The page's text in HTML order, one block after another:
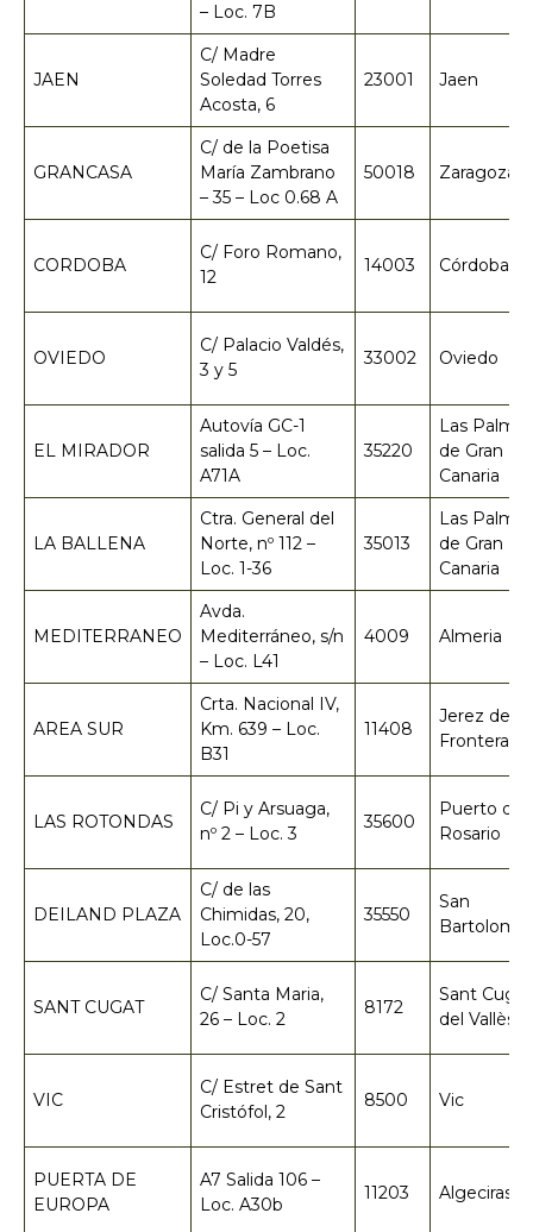
– Loc. 7B
JAEN
C/ Madre
Soledad Torres
Acosta, 6
23001 Jaen
GRANCASA
C/ de la Poetisa
María Zambrano
– 35 – Loc 0.68 A
50018 Zaragoza
CORDOBA
C/ Foro Romano,
12
14003 Córdoba
OVIEDO
C/ Palacio Valdés,
3 y 5
33002 Oviedo
EL MIRADOR
Autovía GC-1
salida 5 – Loc.
A71A
35220
Las Palmas
de Gran
Canaria
LA BALLENA
Ctra. General del
Norte, nº 112 –
Loc. 1-36
35013
Las Palmas
de Gran
Canaria
MEDITERRANEO
Avda.
Mediterráneo, s/n
– Loc. L41
4009 Almeria
AREA SUR
Crta. Nacional IV,
Km. 639 – Loc.
B31
11408
Jerez de la
Frontera
LAS ROTONDAS
C/ Pi y Arsuaga,
nº 2 – Loc. 3
35600
Puerto del
Rosario
DEILAND PLAZA
C/ de las
Chimidas, 20,
Loc.0-57
35550
San
Bartolomé
SANT CUGAT
C/ Santa Maria,
26 – Loc. 2
8172
Sant Cugat
del Vallès
VIC
C/ Estret de Sant
Cristófol, 2
8500 Vic
PUERTA DE
EUROPA
A7 Salida 106 –
Loc. A30b
11203 Algeciras